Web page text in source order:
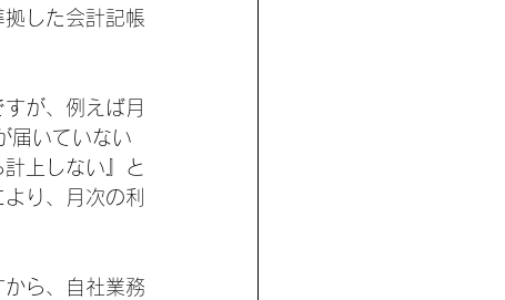
した会計記帳
が、例えば月
届いていない
上しない』と
り、月次の利
ら、自社業務